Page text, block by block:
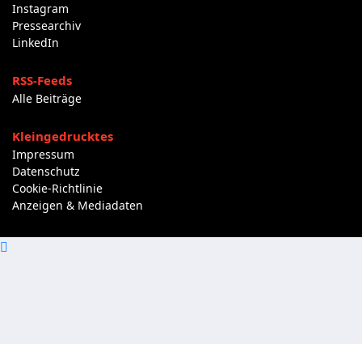
Instagram
Pressearchiv
LinkedIn
RSS-Feeds
Alle Beiträge
Kleingedrucktes
Impressum
Datenschutz
Cookie-Richtlinie
Anzeigen & Mediadaten